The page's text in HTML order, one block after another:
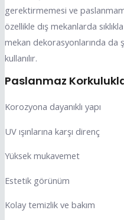
gerektirmemesi ve
özellikle dış mekanlarda
mekan dekorasyonlarında da
kullanılır.
Paslanmaz
Korozyona dayanıklı yapı
UV ışınlarına karşı direnç
Yüksek mukavemet
Estetik görünüm
Kolay temizlik ve bakım